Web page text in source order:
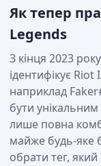
Як тепер
Legends
З кінця 2023
ідентифікує
наприклад
бути
лише повна
майже будь-яке
обрати тег,